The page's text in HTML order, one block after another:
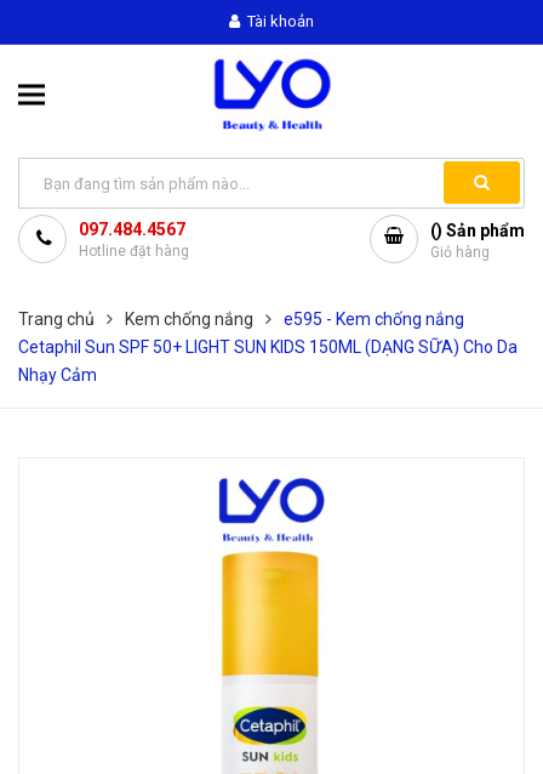
Tài khoản
097.484.4567
Hotline đặt hàng
() Sản phẩm
Giỏ hàng
Trang chủ Kem chống nắng
e595 - Kem chống nắng
Cetaphil Sun SPF 50+ LIGHT SUN KIDS 150ML (DẠNG SỮA) Cho Da
Nhạy Cảm